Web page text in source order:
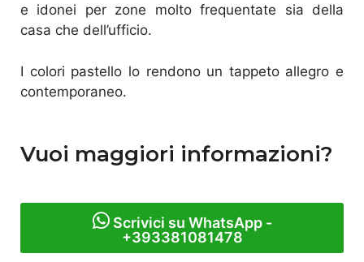
e idonei per zone molto frequentate sia della
casa che dell’ufficio.
I colori pastello lo rendono un tappeto allegro e
contemporaneo.
Vuoi maggiori informazioni?
Scrivici su WhatsApp -
+393381081478